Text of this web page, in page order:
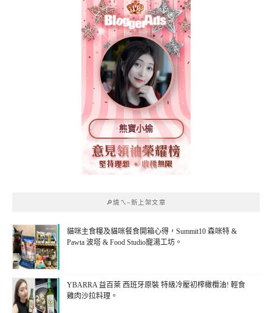
熊寶小榆
🔎燒ㄟ~新上架文章
貓咪主食糧及貓咪餐食開箱心得，Summit10 森咪特 &
Pawta 波塔 & Food Studio寵湯工坊。
YBARRA 益百萊 西班牙原裝 特級冷壓初榨橄欖油! 輕食
雞肉沙拉料理。